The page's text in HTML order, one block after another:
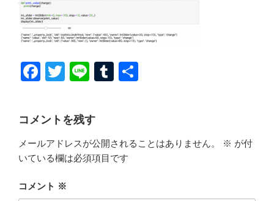
F
c
e
b
o
o
T
tt
er
Li
e
T
r
コメントを残す
メールアドレスが公開されることはありません。 ※ が付
いている欄は必須項目です
コメント ※